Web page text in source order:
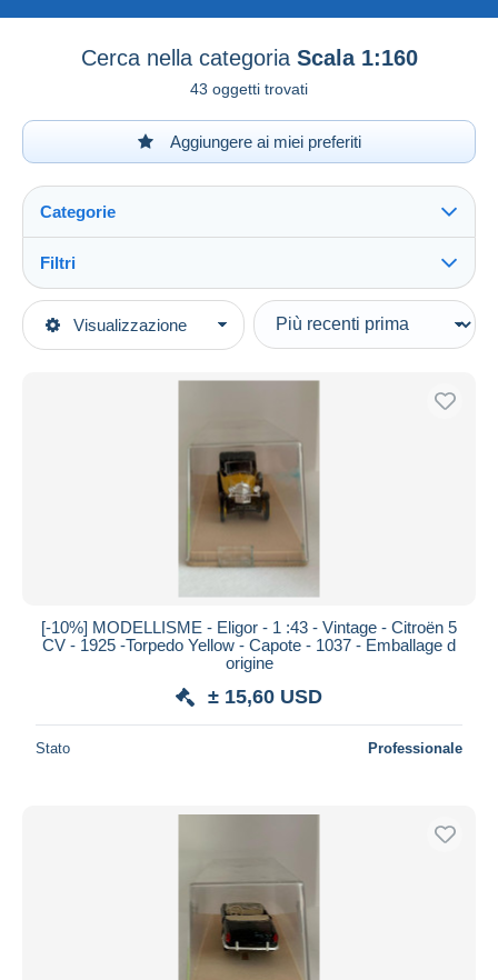
Cerca nella categoria Scala 1:160
43 oggetti trovati
Aggiungere ai miei preferiti
Visualizzazione
Categorie
Categorie principali
Filtri
Tipo di vendita
In corso
Prezzo fisso
Aste senza offerte
Chiude fra
Dalle USD
Bonifico bancario
[-10%] MODELLISME - Eligor - 1 :43 - Vintage - Citroën 5
CV - 1925 -Torpedo Yellow - Capote - 1037 - Emballage d
origine
± 15,60 USD
Stato Professionale